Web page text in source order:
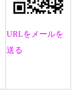
URLをメールを
送る